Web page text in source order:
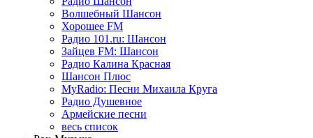
Волшебный Шансон
Хорошее FM
Радио 101.ru: Шансон
Зайцев FM: Шансон
Радио Калина Красная
Шансон Плюс
MyRadio: Песни Михаила Круга
Радио Душевное
Армейские песни
весь список